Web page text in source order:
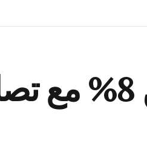
قفزة حادة في أسعار النفط بأكثر